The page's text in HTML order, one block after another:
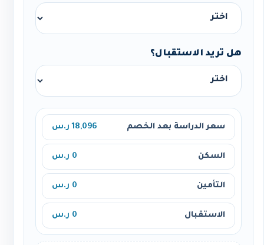
هل تريد الاستقبال؟
سعر الدراسة بعد الخصم 18,096 ر.س
السكن 0 ر.س
التأمين 0 ر.س
الاستقبال 0 ر.س